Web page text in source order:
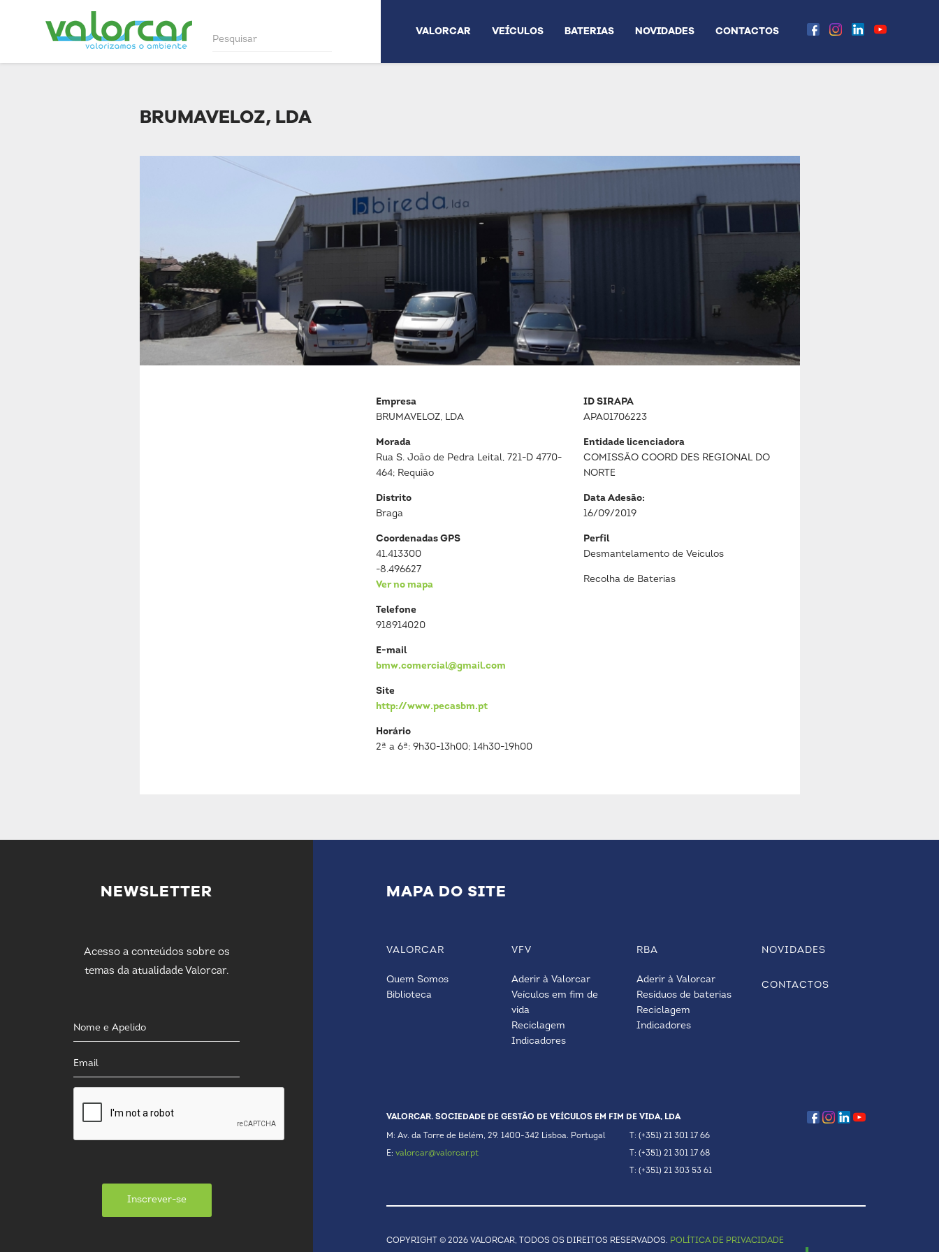
VALORCAR VEÍCULOS BATERIAS NOVIDADES CONTACTOS
BRUMAVELOZ, LDA
Empresa
BRUMAVELOZ, LDA
Morada
Rua S. João de Pedra Leital, 721-D 4770-
464; Requião
Distrito
Braga
Coordenadas GPS
41.413300
-8.496627
Ver no mapa
Telefone
918914020
E-mail
bmw.comercial@gmail.com
Site
http://www.pecasbm.pt
Horário
2ª a 6ª: 9h30-13h00; 14h30-19h00
ID SIRAPA
APA01706223
Entidade licenciadora
COMISSÃO COORD DES REGIONAL DO
NORTE
Data Adesão:
16/09/2019
Perfil
Desmantelamento de Veículos
Recolha de Baterias
NEWSLETTER
Acesso a conteúdos sobre os
temas da atualidade Valorcar.
Inscrever-se
MAPA DO SITE
VALORCAR
Quem Somos
Biblioteca
VFV
Aderir à Valorcar
Veículos em fim de
vida
Reciclagem
Indicadores
RBA
Aderir à Valorcar
Resíduos de baterias
Reciclagem
Indicadores
NOVIDADES
CONTACTOS
VALORCAR. SOCIEDADE DE GESTÃO DE VEÍCULOS EM FIM DE VIDA, LDA
M: Av. da Torre de Belém, 29. 1400-342 Lisboa. Portugal
E: valorcar@valorcar.pt
T: (+351) 21 301 17 66
T: (+351) 21 301 17 68
T: (+351) 21 303 53 61
COPYRIGHT © 2026 VALORCAR, TODOS OS DIREITOS RESERVADOS. POLÍTICA DE PRIVACIDADE